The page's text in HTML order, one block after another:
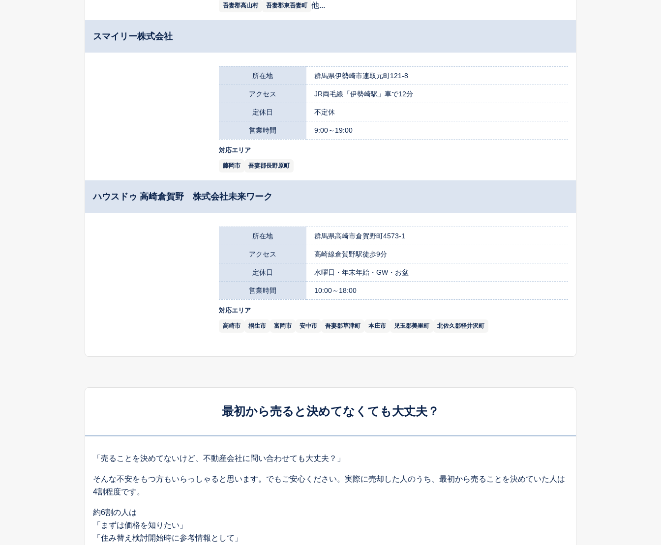
吾妻郡高山村
吾妻郡東吾妻町 他...
スマイリー株式会社
所在地 群馬県伊勢崎市連取元町121-8
アクセス JR両毛線「伊勢崎駅」車で12分
定休日 不定休
営業時間 9:00～19:00
対応エリア
藤岡市 吾妻郡長野原町
ハウスドゥ 高崎倉賀野 株式会社未来ワーク
所在地 群馬県高崎市倉賀野町4573-1
アクセス 高崎線倉賀野駅徒歩9分
定休日 水曜日・年末年始・GW・お盆
営業時間 10:00～18:00
対応エリア
高崎市 桐生市 富岡市 安中市 吾妻郡草津町 本庄市 児玉郡美里町 北佐久郡軽井沢町
最初から売ると決めてなくても大丈夫？
「売ることを決めてないけど、不動産会社に問い合わせても大丈夫？」
そんな不安をもつ方もいらっしゃると思います。でもご安心ください。実際に売却した人のうち、最初から売ることを決めていた人は
4割程度です。
約6割の人は
「まずは価格を知りたい」
「住み替え検討開始時に参考情報として」